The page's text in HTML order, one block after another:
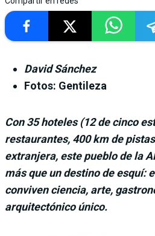
David Sánchez
Fotos: Gentileza
Con 35 hoteles (12 de cinco
restaurantes, 400 km de
extranjera, este pueblo de la
más que un destino de esquí:
conviven ciencia, arte,
arquitectónico único.